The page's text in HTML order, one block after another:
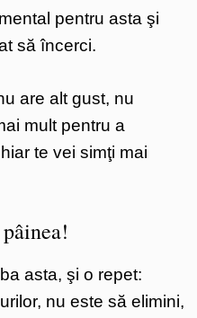
pentru asta şi
să încerci.
are alt gust, nu
mult pentru a
te vei simţi mai
asta, şi o repet:
nu este să elimini,